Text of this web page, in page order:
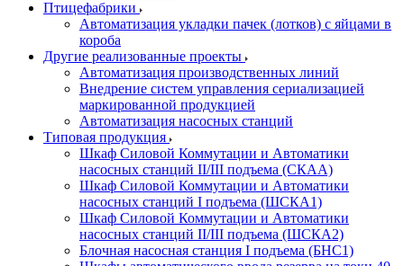
Птицефабрики
Автоматизация укладки пачек (лотков) с яйцами в
короба
Другие реализованные проекты
Автоматизация производственных линий
Внедрение систем управления сериализацией
маркированной продукцией
Автоматизация насосных станций
Типовая продукция
Шкаф Силовой Коммутации и Автоматики
насосных станций II/III подъема (СКАА)
Шкаф Силовой Коммутации и Автоматики
насосных станций I подъема (ШСКА1)
Шкаф Силовой Коммутации и Автоматики
насосных станций II/III подъема (ШСКА2)
Блочная насосная станция I подъема (БНС1)